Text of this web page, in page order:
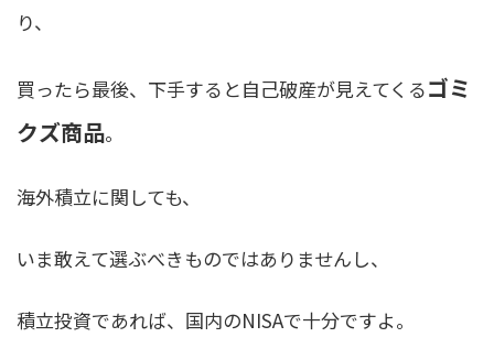
り、
買ったら最後、下手すると自己破産が見えてくるゴミ
クズ商品。
海外積立に関しても、
いま敢えて選ぶべきものではありませんし、
積立投資であれば、国内のNISAで十分ですよ。